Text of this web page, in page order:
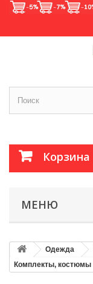
Корзина
МЕНЮ
Одежда
Комплекты, костюмы